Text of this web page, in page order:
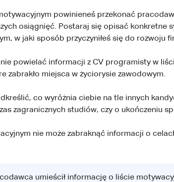
powinieneś przekonać
osiągnięć. Postaraj się opisać konkretne
w jaki sposób przyczyniłeś się do rozwoju
nie powielać informacji z CV programisty w
zabrakło miejsca w życiorysie zawodowym.
co wyróżnia ciebie na tle innych
zagranicznych studiów, czy o ukończeniu
nie może zabraknąć informacji o
umieścił informację o liście